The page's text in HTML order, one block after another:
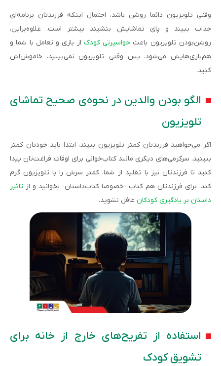
وقتی تلویزیون دائما روشن باشد، احتمال اینکه فرزندتان برنامه‌ای
جذاب ببیند و پای تماشایش بنشیند بیشتر است. علاوه‌براین،
روشن‌بودن تلویزیون باعث حواسپرتی کودک از بازی و تعامل با شما و
هم‌بازی‌هایش می‌شود. پس وقتی تلویزیون نمی‌بینید، خاموش‌اش
کنید.
الگو بودن والدین در نحوه‌ی صحیح تماشای
تلویزیون
اگر می‌خواهید فرزندتان کمتر تلویزیون ببیند، ابتدا باید خودتان کمتر
ببینید. سرگرمی‌های دیگری مانند کتاب‌خوانی برای اوقات فراغت‌تان پیدا
کنید تا فرزندتان نیز با تقلید از شما، کمتر سرش را با تلویزیون گرم
کند. برای فرزندتان هم کتاب -خصوصا کتاب‌داستان- بخوانید و از تاثیر
داستان بر یادگیری کودکان غافل نشوید.
استفاده از تفریح‌های خارج از خانه برای
تشویق کودک